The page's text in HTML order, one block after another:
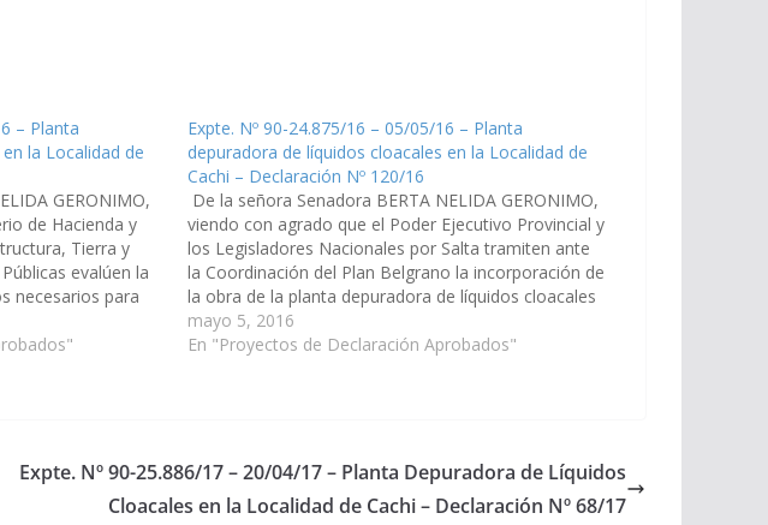
– Planta
la Localidad de
GERONIMO,
de Hacienda y
Tierra y
evalúen la
necesarios para
obra de la planta
Expte. Nº 90-24.875/16 – 05/05/16 – Planta
depuradora de líquidos cloacales en la Localidad de
Cachi – Declaración Nº 120/16
De la señora Senadora BERTA NELIDA GERONIMO,
viendo con agrado que el Poder Ejecutivo Provincial y
los Legisladores Nacionales por Salta tramiten ante
la Coordinación del Plan Belgrano la incorporación de
la obra de la planta depuradora de líquidos cloacales
en la Localidad de Cachi atento a que la misma
representa…
mayo 5, 2016
En "Proyectos de Declaración Aprobados"
Expte. Nº 90-25.886/17 – 20/04/17 – Planta Depuradora de Líquidos
Cloacales en la Localidad de Cachi – Declaración Nº 68/17